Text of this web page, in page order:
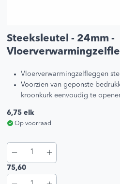
Steeksleutel - 24mm -
Vloerverwarmingzelfleggen
Voorzien van geponste
kroonkurk eenvoudig te
6,75 elk
Op voorraad
75,60